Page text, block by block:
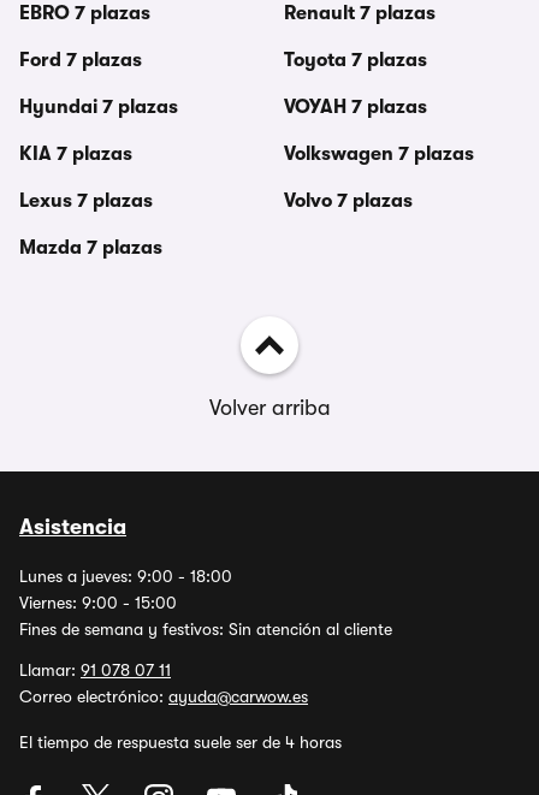
EBRO 7 plazas
Ford 7 plazas
Hyundai 7 plazas
KIA 7 plazas
Lexus 7 plazas
Mazda 7 plazas
Renault 7 plazas
Toyota 7 plazas
VOYAH 7 plazas
Volkswagen 7 plazas
Volvo 7 plazas
Volver arriba
Asistencia
Lunes a jueves: 9:00 - 18:00
Viernes: 9:00 - 15:00
Fines de semana y festivos: Sin atención al cliente
Llamar: 91 078 07 11
Correo electrónico: ayuda@carwow.es
El tiempo de respuesta suele ser de 4 horas